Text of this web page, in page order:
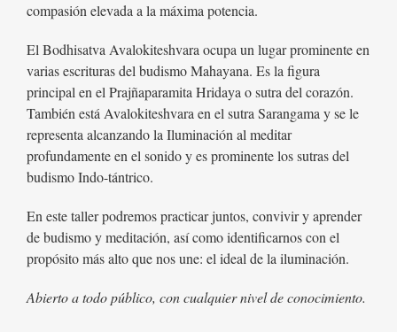
compasión elevada a la máxima potencia.
El Bodhisatva Avalokiteshvara ocupa un lugar prominente en
varias escrituras del budismo Mahayana. Es la figura
principal en el Prajñaparamita Hridaya o sutra del corazón.
También está Avalokiteshvara en el sutra Sarangama y se le
representa alcanzando la Iluminación al meditar
profundamente en el sonido y es prominente los sutras del
budismo Indo-tántrico.
En este taller podremos practicar juntos, convivir y aprender
de budismo y meditación, así como identificarnos con el
propósito más alto que nos une: el ideal de la iluminación.
Abierto a todo público, con cualquier nivel de conocimiento.